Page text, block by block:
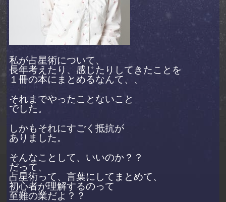
私が占星術について、
長年考えたり、感じたりしてきたことを
１冊の本にまとめるなんて、、
それまでやったことないこと
でした。
しかもそれにすごく抵抗が
ありました。
そんなことして、いいのか？？
だって、
占星術って、言葉にしてまとめて、
初心者が理解するのって
至難の業だよ？？